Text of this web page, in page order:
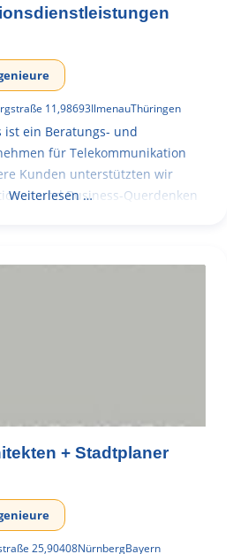
11,98693IlmenauThüringen
ist ein Beratungs- und
für Telekommunikation
Kunden unterstützten wir
und Business-Querdenken
Weiterlesen …
+ Stadtplaner
25,90408NürnbergBayern